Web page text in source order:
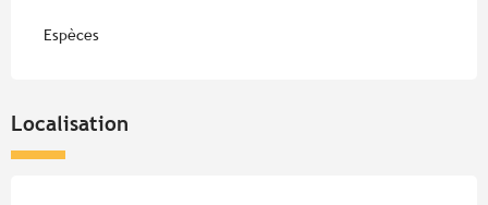
Espèces
Localisation